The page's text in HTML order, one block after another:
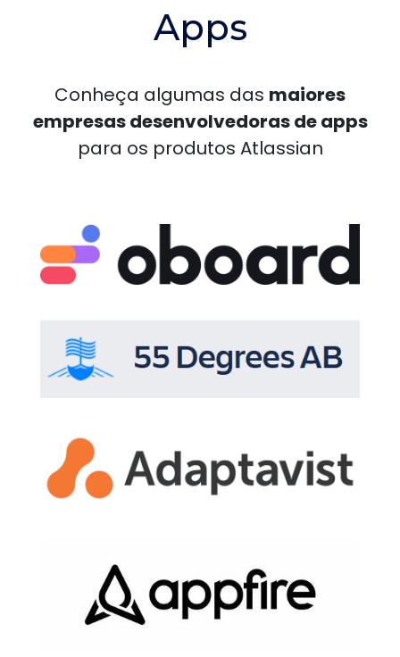
Apps
Conheça algumas das maiores
empresas desenvolvedoras de apps
para os produtos Atlassian